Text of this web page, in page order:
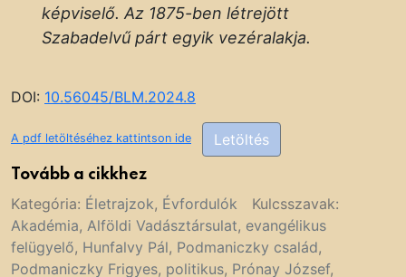
képviselő. Az 1875-ben létrejött
Szabadelvű párt egyik vezéralakja.
DOI: 10.56045/BLM.2024.8
A pdf letöltéséhez kattintson ide Letöltés
Tovább a cikkhez
Kategória: Életrajzok, Évfordulók
Kulcsszavak:
Akadémia, Alföldi Vadásztársulat, evangélikus
felügyelő, Hunfalvy Pál, Podmaniczky család,
Podmaniczky Frigyes, politikus, Prónay József,